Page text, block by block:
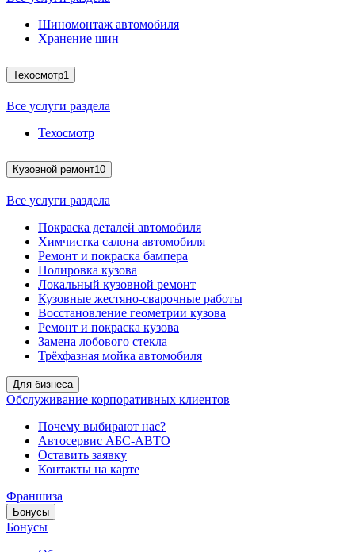
Шиномонтаж автомобиля
Хранение шин
Техосмотр1
Все услуги раздела
Техосмотр
Кузовной ремонт10
Все услуги раздела
Покраска деталей автомобиля
Химчистка салона автомобиля
Ремонт и покраска бампера
Полировка кузова
Локальный кузовной ремонт
Кузовные жестяно-сварочные работы
Восстановление геометрии кузова
Ремонт и покраска кузова
Замена лобового стекла
Трёхфазная мойка автомобиля
Для бизнеса
Обслуживание корпоративных клиентов
Почему выбирают нас?
Автосервис АБС-АВТО
Оставить заявку
Контакты на карте
Франшиза
Бонусы
Бонусы